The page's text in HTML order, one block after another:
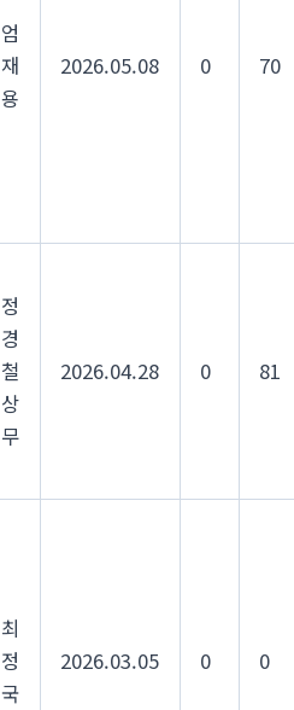
엄
재
용
2026.05.08 0 70
정
경
철
상
무
2026.04.28 0 81
최
정
국
2026.03.05 0 0